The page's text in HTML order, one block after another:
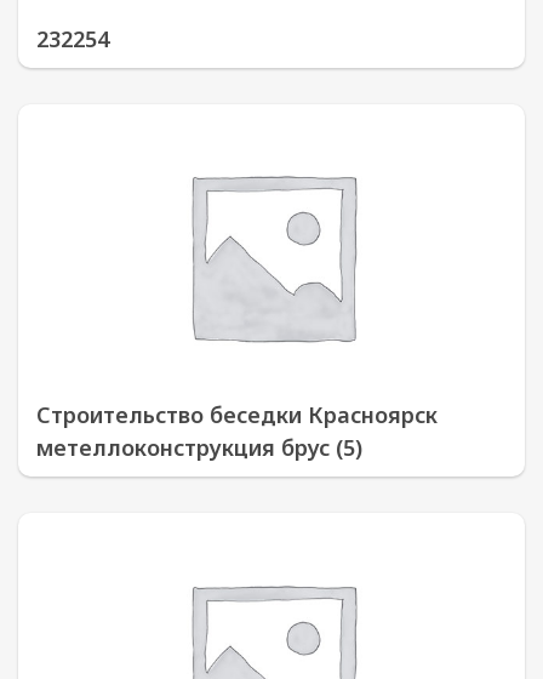
232254
Строительство беседки Красноярск
метеллоконструкция брус (5)